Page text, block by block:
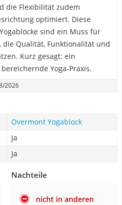
die Flexibilität zudem
optimiert. Diese
sind ein Muss für
die Qualität, Funktionalität und
Kurz gesagt: ein
Yoga-Praxis.
2026
Overmont Yogablock
Ja
Ja
Nachteile
nicht in anderen